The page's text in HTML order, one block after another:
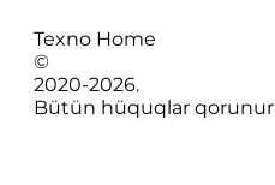
Texno Home
©
2020-2026.
Bütün hüquqlar qorunur